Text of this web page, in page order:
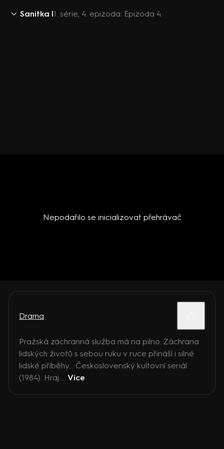
Sanitka I1. série, 4. epizoda: Epizoda 4
Nepodařilo se inicializovat přehrávač
Drama
Pražská záchranná služba má na pilno. Záchrana
lidských životů s sebou ruku v ruce přináší i silné
lidské příběhy... Československý kultovní seriál
(1984). Hraj ... Více